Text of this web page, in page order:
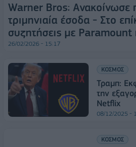
Warner Bros:
τριμηνιαία έσοδα - Στο
συζητήσεις με Paramount
26/02/2026 - 15:17
ΚΟΣΜΟΣ
Τραμπ:
την
Netflix
08/12/2025 -
ΚΟΣΜΟΣ